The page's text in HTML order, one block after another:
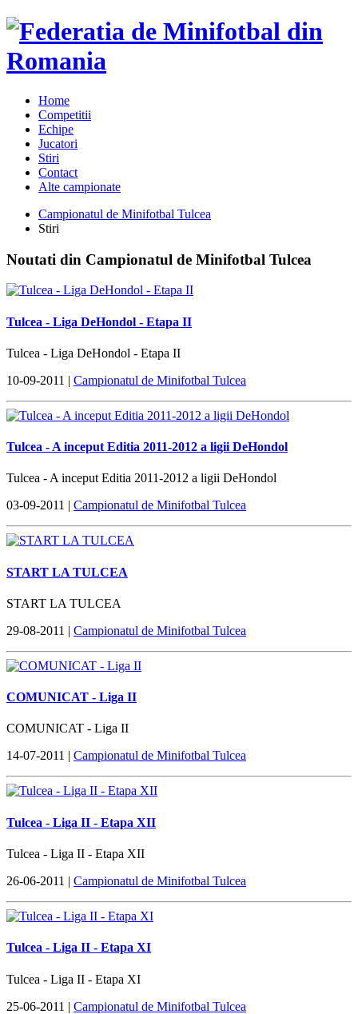
Home
Competitii
Echipe
Jucatori
Stiri
Contact
Alte campionate
Campionatul de Minifotbal Tulcea
Stiri
Noutati din Campionatul de Minifotbal Tulcea
Tulcea - Liga DeHondol - Etapa II
Tulcea - Liga DeHondol - Etapa II
10-09-2011 | Campionatul de Minifotbal Tulcea
Tulcea - A inceput Editia 2011-2012 a ligii DeHondol
Tulcea - A inceput Editia 2011-2012 a ligii DeHondol
03-09-2011 | Campionatul de Minifotbal Tulcea
START LA TULCEA
START LA TULCEA
29-08-2011 | Campionatul de Minifotbal Tulcea
COMUNICAT - Liga II
COMUNICAT - Liga II
14-07-2011 | Campionatul de Minifotbal Tulcea
Tulcea - Liga II - Etapa XII
Tulcea - Liga II - Etapa XII
26-06-2011 | Campionatul de Minifotbal Tulcea
Tulcea - Liga II - Etapa XI
Tulcea - Liga II - Etapa XI
25-06-2011 | Campionatul de Minifotbal Tulcea